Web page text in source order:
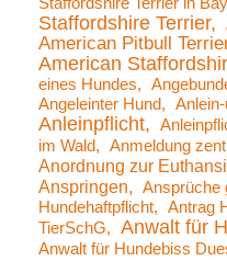
Staffordshire Terrier
American Pitbull
American
eines Hundes
Angeleinter Hund
Anleinpflicht
im Wald
Anmeldung
Anordnung zur
Anspringen
Ansprüche
Hundehaftpflicht
Antrag
TierSchG
Anwalt für
Anwalt für Hundebiss